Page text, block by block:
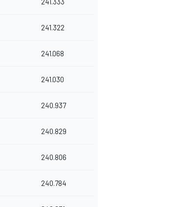
241.322
241.068
241.030
240.937
240.829
240.806
240.784